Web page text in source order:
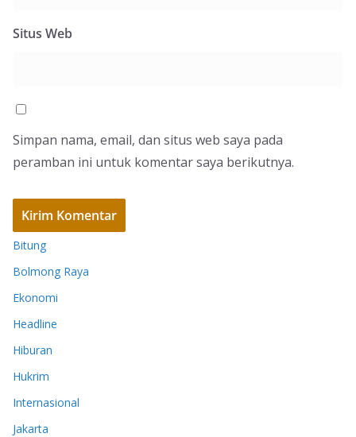
Situs Web
Simpan nama, email, dan situs web saya pada
peramban ini untuk komentar saya berikutnya.
Bitung
Bolmong Raya
Ekonomi
Headline
Hiburan
Hukrim
Internasional
Jakarta